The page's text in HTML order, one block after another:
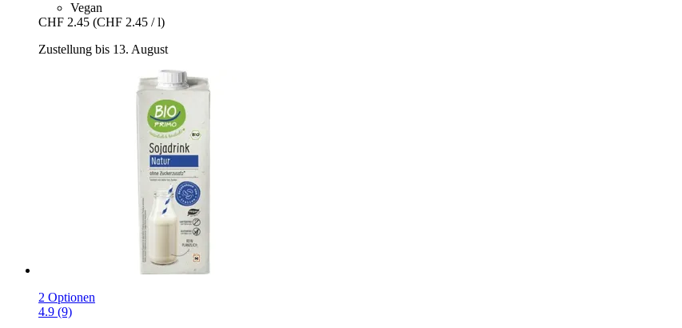
Vegan
CHF 2.45 (CHF 2.45 / l)
Zustellung bis 13. August
2 Optionen
4.9 (9)